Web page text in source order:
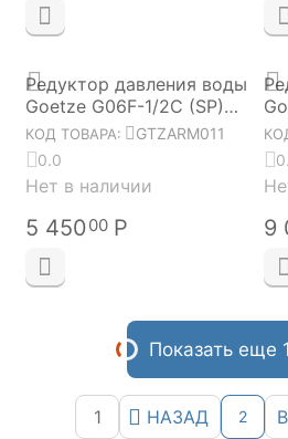
Редуктор давления воды
Goetze G06F-1/2С (SP)
GTZARM011
КОД ТОВАРА:
GTZARM011
0.0
Нет в наличии
5 45000 Р 9
Показать еще
1 НАЗАД 2